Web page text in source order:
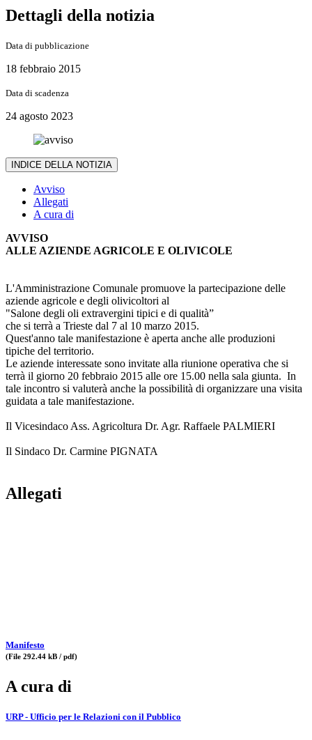
Dettagli della notizia
Data di pubblicazione
18 febbraio 2015
Data di scadenza
24 agosto 2023
INDICE DELLA NOTIZIA
Avviso
Allegati
A cura di
AVVISO
ALLE AZIENDE AGRICOLE E OLIVICOLE
L'Amministrazione Comunale promuove la partecipazione delle
aziende agricole e degli olivicoltori al
"Salone degli oli extravergini tipici e di qualità”
che si terrà a Trieste dal 7 al 10 marzo 2015.
Quest'anno tale manifestazione è aperta anche alle produzioni
tipiche del territorio.
Le aziende interessate sono invitate alla riunione operativa che si
terrà il giorno 20 febbraio 2015 alle ore 15.00 nella sala giunta. In
tale incontro si valuterà anche la possibilità di organizzare una visita
guidata a tale manifestazione.
Il Vicesindaco Ass. Agricoltura Dr. Agr. Raffaele PALMIERI
Il Sindaco Dr. Carmine PIGNATA
Allegati
Manifesto
(File 292.44 kB / pdf)
A cura di
URP - Ufficio per le Relazioni con il Pubblico